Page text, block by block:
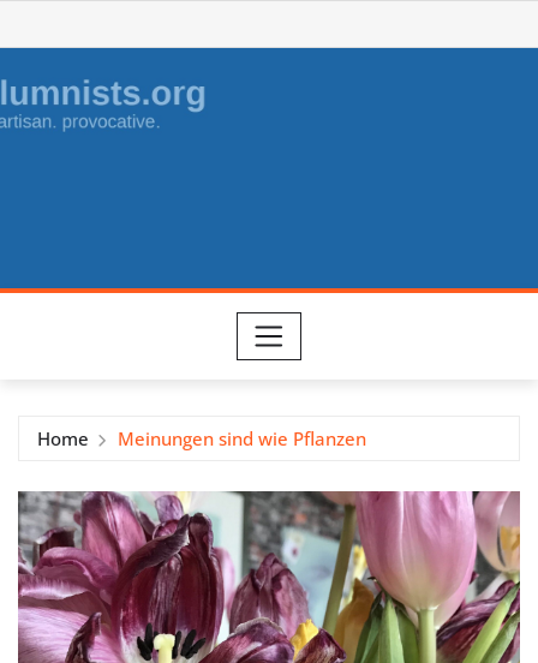
to
content
Home Meinungen sind wie Pflanzen